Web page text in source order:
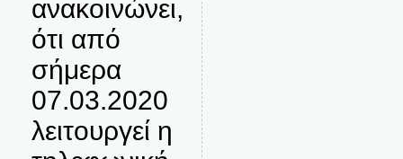
ανακοινώνει,
ότι από
σήμερα
07.03.2020
λειτουργεί η